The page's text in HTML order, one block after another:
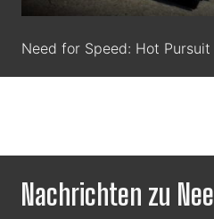
Need for Speed: Hot Pursuit
Nachrichten zu